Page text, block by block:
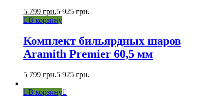
5 799 грн.5 925грн.
В корзину
Комплект бильярдных шаров
Aramith Premier 60,5 мм
5 799 грн.5 925грн.
В корзину